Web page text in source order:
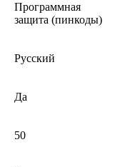
Программная
защита (пинкоды)
Русский
Да
50